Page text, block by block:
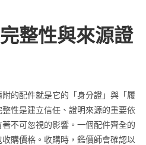
整性與來源證
的配件就是它的「身分證」與「履
性是建立信任、證明來源的重要依
不可忽視的影響。一個配件齊全的
購價格。收購時，鑑價師會確認以